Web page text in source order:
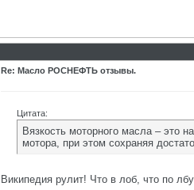
Re: Масло РОСНЕФТЬ отзывы.
Цитата:
Вязкость моторного масла – это
мотора, при этом сохраняя
Википедия рулит! Что в лоб, что по